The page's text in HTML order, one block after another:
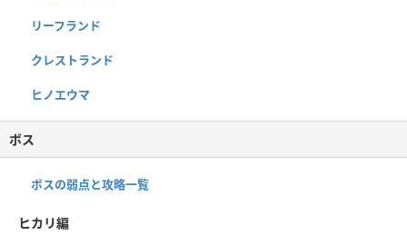
リーフランド
クレストランド
ヒノエウマ
ボス
ボスの弱点と攻略一覧
ヒカリ編